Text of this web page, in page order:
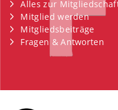
Alles zur
Mitglied werden
Mitgliedsbeiträge
Fragen & Antworten